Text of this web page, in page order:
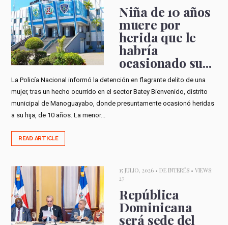
Niña de 10 años
muere por
herida que le
habría
ocasionado su...
La Policía Nacional informó la detención en flagrante delito de una
mujer, tras un hecho ocurrido en el sector Batey Bienvenido, distrito
municipal de Manoguayabo, donde presuntamente ocasionó heridas
a su hija, de 10 años. La menor...
READ ARTICLE
15 JULIO, 2026 • DE INTERÉS• VIEWS:
27
República
Dominicana
será sede del